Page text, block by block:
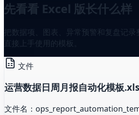
先看看 Excel 版长什么样
把数据项、图表、异常预警和复盘记
直接上手使用的模板。
文件
运营数据日周月报自动化模板
文件名：